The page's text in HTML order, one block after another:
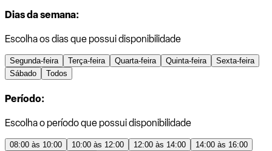
Dias da semana:
Escolha os dias que possui disponibilidade
Segunda-feira Terça-feira Quarta-feira Quinta-feira
Sexta-feira
Sábado
Todos
Período:
Escolha o período que possui disponibilidade
08:00 às 10:00 10:00 às 12:00 12:00 às 14:00
14:00 às 16:00